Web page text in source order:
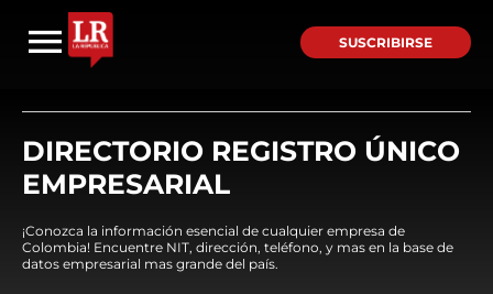
SUSCRIBIRSE
DIRECTORIO REGISTRO ÚNICO
EMPRESARIAL
¡Conozca la información esencial de cualquier empresa de
Colombia! Encuentre NIT, dirección, teléfono, y mas en la base de
datos empresarial mas grande del país.